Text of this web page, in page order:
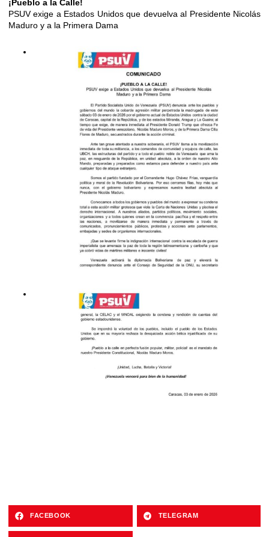
¡Pueblo a la Calle!
PSUV exige a Estados Unidos que devuelva al Presidente Nicolás
Maduro y a la Primera Dama
FACEBOOK TELEGRAM